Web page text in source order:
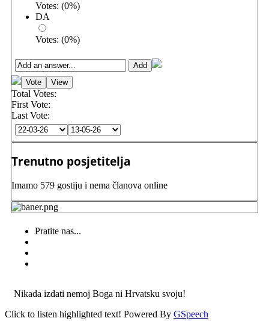
Votes: (0%)
DA
Votes: (0%)
Total Votes:
First Vote:
Last Vote:
Trenutno posjetitelja
Imamo 579 gostiju i nema članova online
Pratite nas...
Nikada izdati nemoj Boga ni Hrvatsku svoju!
Click to listen highlighted text! Powered By GSpeech